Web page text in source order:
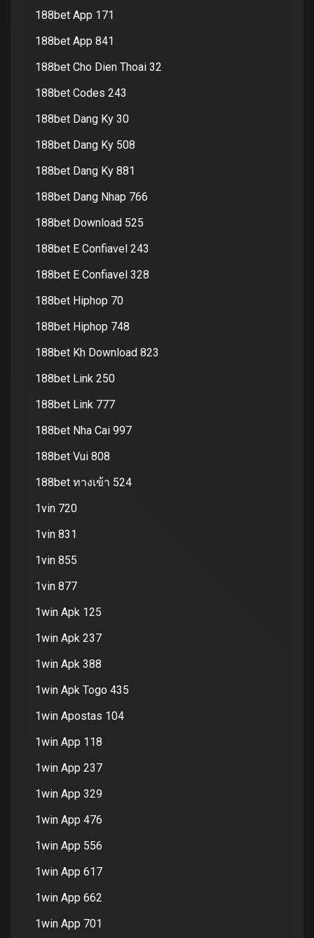
188bet App 171
188bet App 841
188bet Cho Dien Thoai 32
188bet Codes 243
188bet Dang Ky 30
188bet Dang Ky 508
188bet Dang Ky 881
188bet Dang Nhap 766
188bet Download 525
188bet E Confiavel 243
188bet E Confiavel 328
188bet Hiphop 70
188bet Hiphop 748
188bet Kh Download 823
188bet Link 250
188bet Link 777
188bet Nha Cai 997
188bet Vui 808
188bet ทางเข้า 524
1vin 720
1vin 831
1vin 855
1vin 877
1win Apk 125
1win Apk 237
1win Apk 388
1win Apk Togo 435
1win Apostas 104
1win App 118
1win App 237
1win App 329
1win App 476
1win App 556
1win App 617
1win App 662
1win App 701